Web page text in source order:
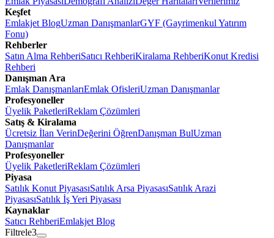
Keşfet
Emlakjet BlogUzman DanışmanlarGYF (Gayrimenkul Yatırım
Fonu)
Rehberler
Satın Alma RehberiSatıcı RehberiKiralama RehberiKonut Kredisi
Rehberi
Danışman Ara
Emlak DanışmanlarıEmlak OfisleriUzman Danışmanlar
Profesyoneller
Üyelik PaketleriReklam Çözümleri
Satış & Kiralama
Ücretsiz İlan VerinDeğerini ÖğrenDanışman BulUzman
Danışmanlar
Profesyoneller
Üyelik PaketleriReklam Çözümleri
Piyasa
Satılık Konut PiyasasıSatılık Arsa PiyasasıSatılık Arazi
PiyasasıSatılık İş Yeri Piyasası
Kaynaklar
Satıcı RehberiEmlakjet Blog
Filtrele3